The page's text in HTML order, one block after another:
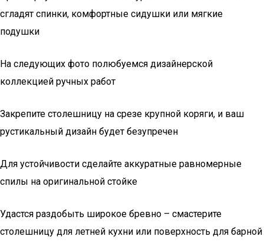
сгладят спинки, комфортные сидушки или мягкие
подушки
На следующих фото полюбуемся дизайнерской
коллекцией ручных работ
Закрепите столешницу на срезе крупной коряги, и ваш
рустикальный дизайн будет безупречен
Для устойчивости сделайте аккуратные равномерные
спилы на оригинальной стойке
Удастся раздобыть широкое бревно – смастерите
столешницу для летней кухни или поверхность для барной